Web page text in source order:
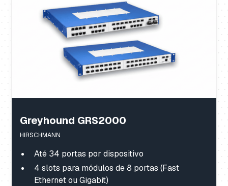
Greyhound GRS2000
HIRSCHMANN
Até 34 portas por dispositivo
4 slots para módulos de 8 portas (Fast
Ethernet ou Gigabit)